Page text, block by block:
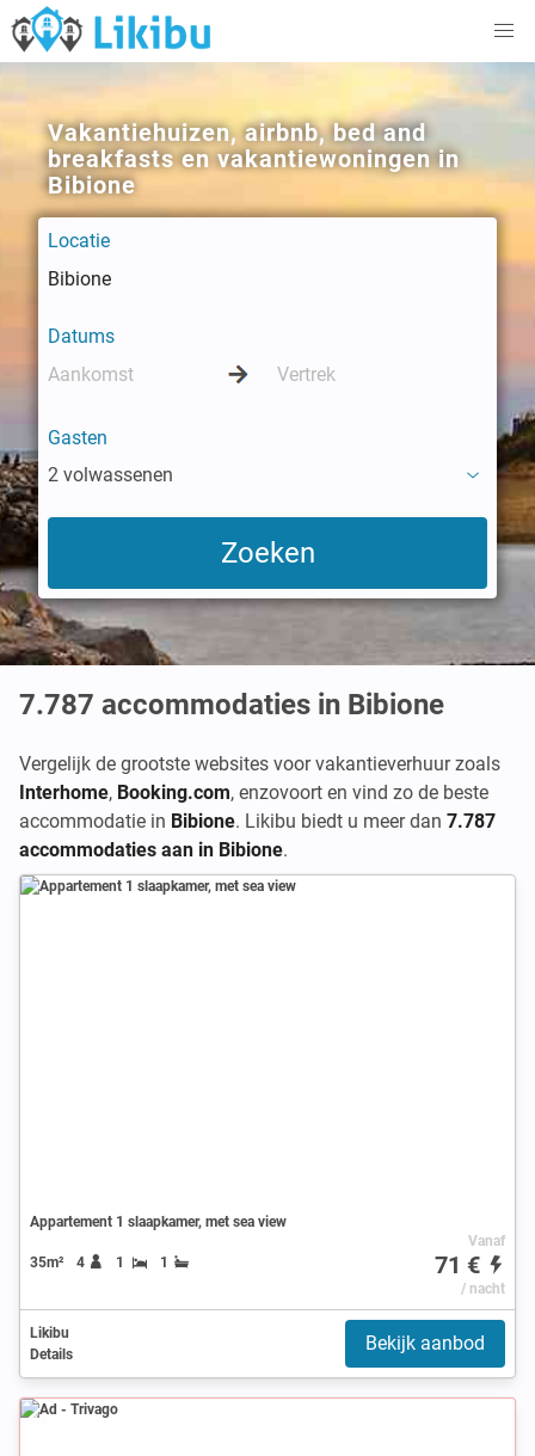
Vakantiehuizen, airbnb, bed and
breakfasts en vakantiewoningen in
Bibione
Locatie
Datums
Gasten
2 volwassenen
7.787 accommodaties in Bibione
Vergelijk de grootste websites voor vakantieverhuur zoals
Interhome, Booking.com, enzovoort en vind zo de beste
accommodatie in Bibione. Likibu biedt u meer dan 7.787
accommodaties aan in Bibione.
Appartement 1 slaapkamer, met sea view
35m² 4 1 1
Vanaf
71 €
/ nacht
Likibu
Details
Bekijk aanbod
Ad